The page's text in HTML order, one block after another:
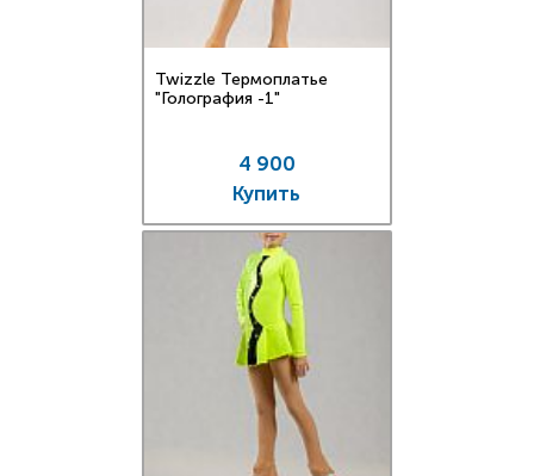
Twizzle Термоплатье
"Голография -1"
4 900
Купить